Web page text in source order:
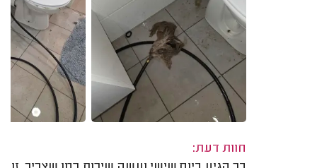
חוות דעת: